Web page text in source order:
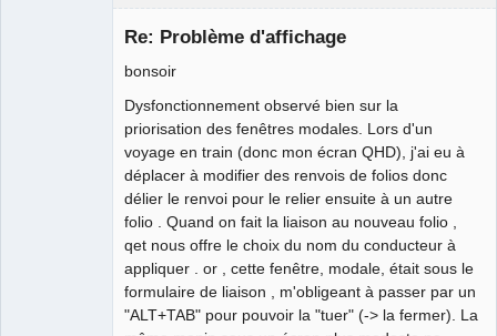
Re: Problème d'affichage
bonsoir
Dysfonctionnement observé bien sur la
priorisation des fenêtres modales. Lors d'un
voyage en train (donc mon écran QHD), j'ai eu à
déplacer à modifier des renvois de folios donc
délier le renvoi pour le relier ensuite à un autre
folio . Quand on fait la liaison au nouveau folio ,
qet nous offre le choix du nom du conducteur à
appliquer . or , cette fenêtre, modale, était sous le
formulaire de liaison , m'obligeant à passer par un
"ALT+TAB" pour pouvoir la "tuer" (-> la fermer). La